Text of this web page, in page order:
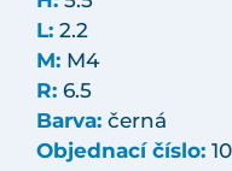
L: 2.2
M: M4
R: 6.5
Barva: černá
Objednací číslo: